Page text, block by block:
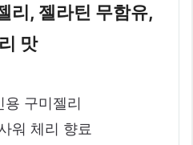
리, 젤라틴 무함유,
맛
구미젤리
워 체리 향료